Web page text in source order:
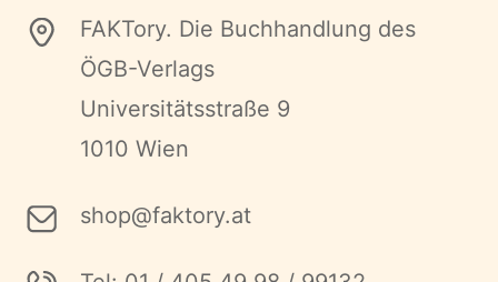
FAKTory. Die Buchhandlung des
ÖGB-Verlags
Universitätsstraße 9
1010 Wien
shop@faktory.at